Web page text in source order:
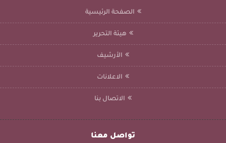
الصفحة الرئيسية
هيئة التحرير
الأرشيف
الاعلانات
الاتصال بنا
تواصل معنا